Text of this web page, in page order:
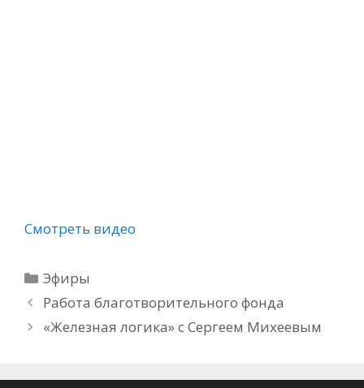
Смотреть видео
Рубрики
Эфиры
Работа благотворительного фонда
«Железная логика» с Сергеем Михеевым